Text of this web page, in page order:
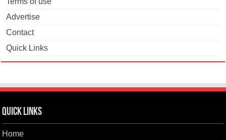
Advertise
Contact
Quick Links
Quick Links
Home